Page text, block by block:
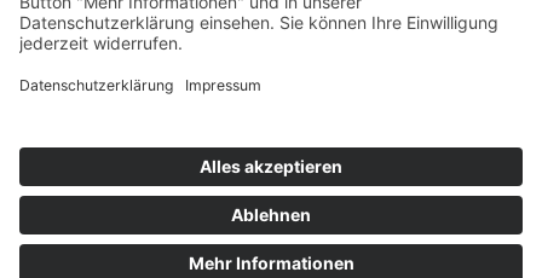
Zehn Jahre Schulgesundheitsfachkräfte – Zeit für mehr!
Fachtag zu Bewährtem aus der Praxis und Perspektiven für die
Wir brauchen sie, unsere Kinder brauchen sie, die Schulen brauchen
sie – so viel steht nach zehn Jahren fest.
Seit 2016 gibt es im Land Brandenburg, in Hessen und darüber
hinaus Schulgesundheitsfachkräfte.
Sie sind mittlerweile für die Schulen unverzichtbar geworden.